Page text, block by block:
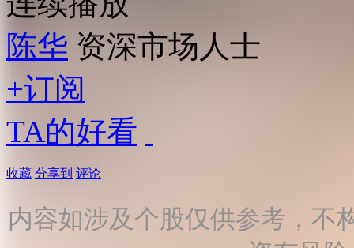
陈华 资深市场人士
+订阅
TA的好看
收藏 分享到 评论
内容如涉及个股仅供参考，不